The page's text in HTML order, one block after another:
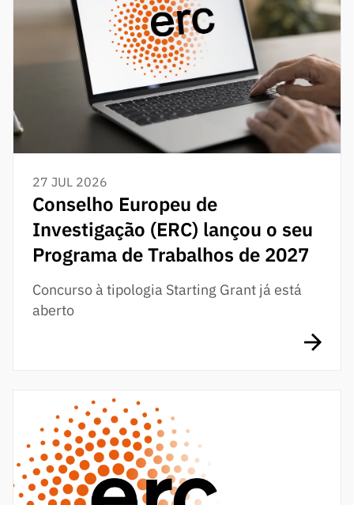
27 JUL 2026
Conselho Europeu de
Investigação (ERC) lançou o seu
Programa de Trabalhos de 2027
Concurso à tipologia Starting Grant já está
aberto